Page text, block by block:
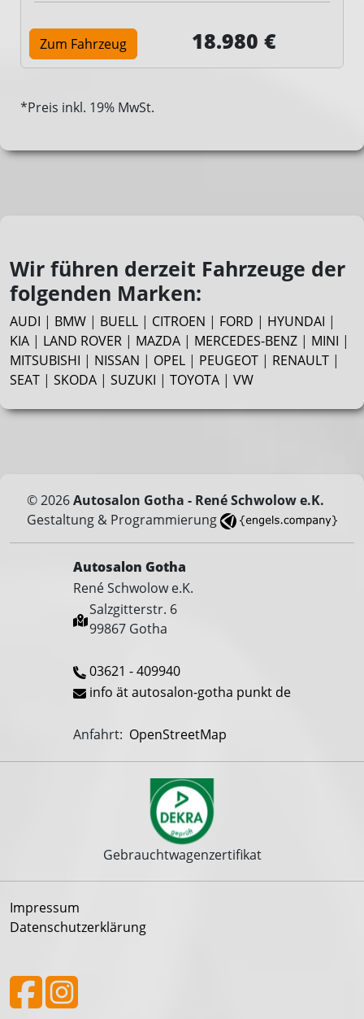
Zum Fahrzeug 18.980 €
*Preis inkl. 19% MwSt.
Wir führen derzeit Fahrzeuge der
folgenden Marken:
AUDI | BMW | BUELL | CITROEN | FORD | HYUNDAI |
KIA | LAND ROVER | MAZDA | MERCEDES-BENZ | MINI |
MITSUBISHI | NISSAN | OPEL | PEUGEOT | RENAULT |
SEAT | SKODA | SUZUKI | TOYOTA | VW
© 2026Autosalon Gotha - René Schwolow e.K.
Gestaltung & Programmierung
Autosalon Gotha
René Schwolow e.K.
Salzgitterstr. 6
99867 Gotha
03621 - 409940
info ät autosalon-gotha punkt de
Anfahrt: OpenStreetMap
Gebrauchtwagenzertifikat
Impressum
Datenschutzerklärung